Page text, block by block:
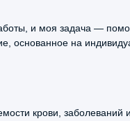
и моя задача —
основанное на
крови, заболеваний
повторный